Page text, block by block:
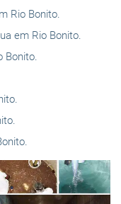
Rio Bonito.
em Rio Bonito.
Bonito.